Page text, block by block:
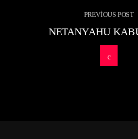
PREVIOUS POST
NETANYAHU